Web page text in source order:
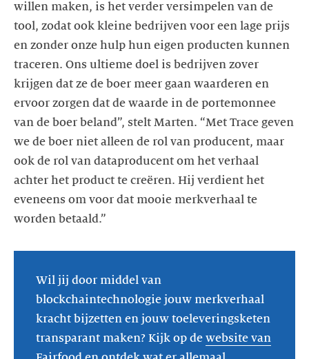
willen maken, is het verder versimpelen van de
tool, zodat ook kleine bedrijven voor een lage prijs
en zonder onze hulp hun eigen producten kunnen
traceren. Ons ultieme doel is bedrijven zover
krijgen dat ze de boer meer gaan waarderen en
ervoor zorgen dat de waarde in de portemonnee
van de boer beland”, stelt Marten. “Met Trace geven
we de boer niet alleen de rol van producent, maar
ook de rol van dataproducent om het verhaal
achter het product te creëren. Hij verdient het
eveneens om voor dat mooie merkverhaal te
Wil jij door middel van
blockchaintechnologie jouw merkverhaal
kracht bijzetten en jouw toeleveringsketen
transparant maken? Kijk op de website van